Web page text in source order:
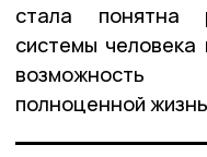
стала понятна
системы
возможность
полноценной